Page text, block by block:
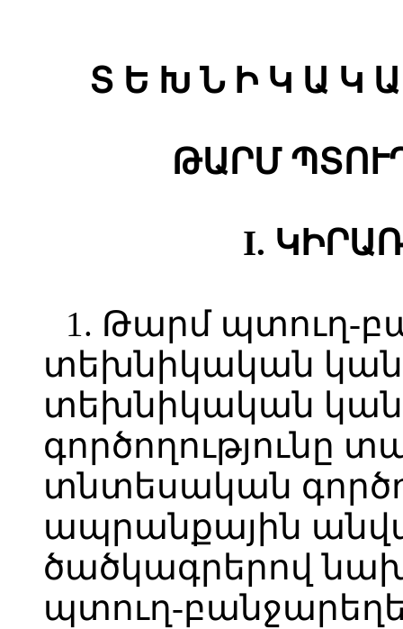
Տ Ե Խ Ն Ի Կ Ա Կ
ԹԱՐՄ
I.
1. Թարմ պտուղ-
տեխնիկական
տեխնիկական
գործողությունը
տնտեսական
ապրանքային
ծածկագրերով
պտուղ-